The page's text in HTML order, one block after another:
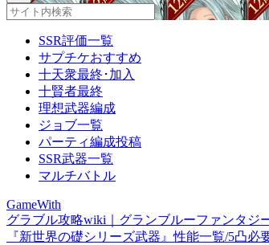
SSR評価一覧
サプチケおすすめ
十天衆最終･加入
十賢者最終
理想武器編成
ジョブ一覧
パーティ編成投稿
SSR武器一覧
マルチバトル
GameWith
グラブル攻略wiki｜グランブルーファンタジ
『新世界の礎シリーズ武器』性能一覧/5凸必